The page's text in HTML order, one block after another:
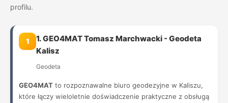
profilu.
1
1. GEO4MAT Tomasz Marchwacki - Geodeta
Kalisz
Geodeta
GEO4MAT to rozpoznawalne biuro geodezyjne w Kaliszu,
które łączy wieloletnie doświadczenie praktyczne z obsługą